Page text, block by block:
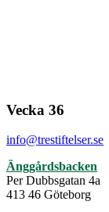
Vecka 36
info@trestiftelser.se
Änggårdsbacken
Per Dubbsgatan 4a
413 46 Göteborg